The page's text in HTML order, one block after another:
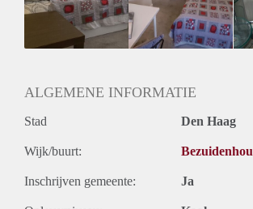
ALGEMENE INFORMATIE
Stad Den Haag
Wijk/buurt:
Inschrijven gemeente: Ja